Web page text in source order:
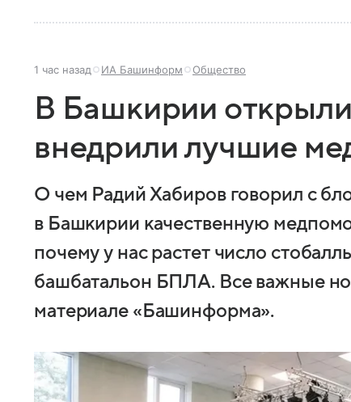
1 час назад ИА Башинформ Общество
В Башкирии
внедрили лучшие
О чем Радий Хабиров говорил с
в Башкирии качественную
почему у нас растет число
башбатальон БПЛА. Все важные
материале «Башинформа».